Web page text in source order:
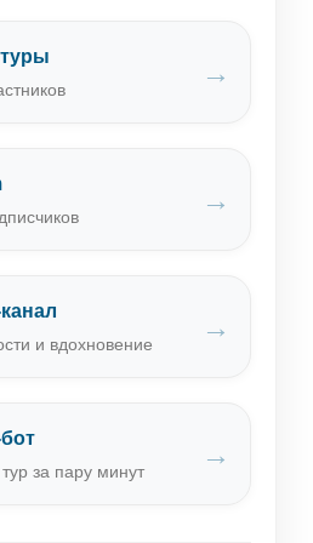
→
→
и вдохновение
→
за пару минут
→